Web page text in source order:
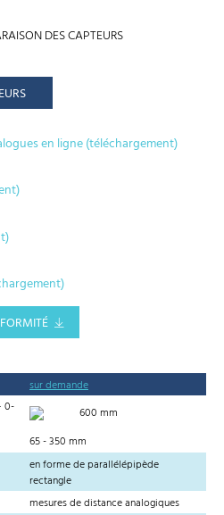
DES CAPTEURS
en ligne (téléchargement)
sur demande
0-
600 mm
65 - 350 mm
en forme de parallélépipède
rectangle
mesures de distance analogiques